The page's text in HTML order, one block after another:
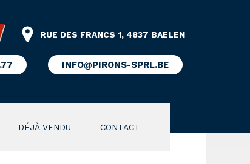
RUE DES FRANCS 1, 4837 BAELEN
INFO@PIRONS-SPRL.BE
DÉJÀ VENDU CONTACT